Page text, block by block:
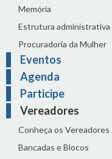
Memória
Estrutura administrativa
Procuradoria da Mulher
Eventos
Agenda
Participe
Vereadores
Conheça os Vereadores
Bancadas e Blocos